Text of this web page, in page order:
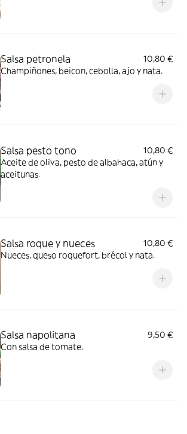
Salsa petronela
10,80 €
Champiñones, beicon, cebolla, ajo y nata.
Salsa pesto tono
10,80 €
Aceite de oliva, pesto de albahaca, atún y
aceitunas.
Salsa roque y nueces
10,80 €
Nueces, queso roquefort, brécol y nata.
Salsa napolitana
9,50 €
Con salsa de tomate.